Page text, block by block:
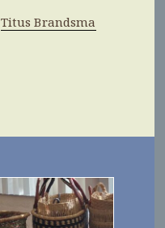
Titus Brandsma